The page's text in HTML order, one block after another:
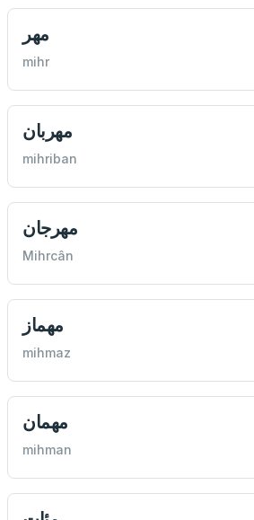
مهر
mihr
مهربان
mihriban
مهرجان
Mihrcân
مهماز
mihmaz
مهمان
mihman